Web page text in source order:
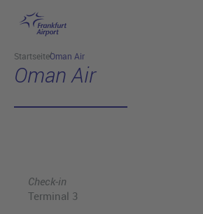
Hauptinhalt anspringen
StartseiteOman Air
Oman Air
Check-in
Terminal 3